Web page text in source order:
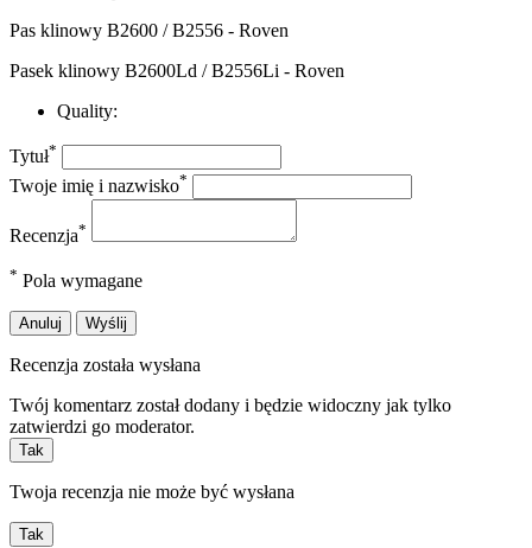
Pas klinowy B2600 / B2556 - Roven
Pasek klinowy B2600Ld / B2556Li - Roven
Quality:
Tytuł*
Twoje imię i nazwisko*
Recenzja*
* Pola wymagane
Anuluj Wyślij
Recenzja została wysłana
Twój komentarz został dodany i będzie widoczny jak tylko
zatwierdzi go moderator.
Tak
Twoja recenzja nie może być wysłana
Tak